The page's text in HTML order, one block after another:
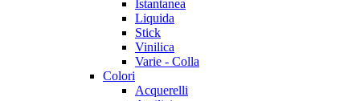
Istantanea
Liquida
Stick
Vinilica
Varie - Colla
Colori
Acquerelli